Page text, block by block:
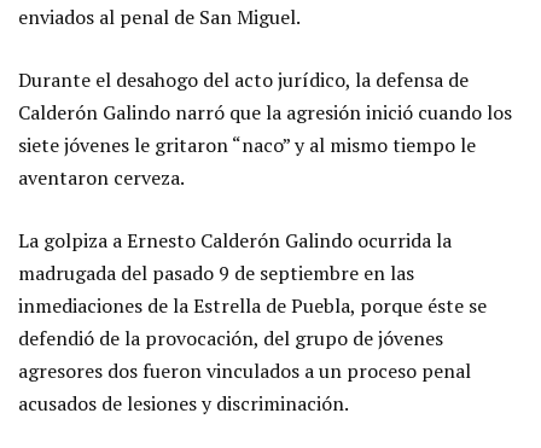
enviados al penal de San Miguel.
Durante el desahogo del acto jurídico, la defensa de
Calderón Galindo narró que la agresión inició cuando los
siete jóvenes le gritaron “naco” y al mismo tiempo le
aventaron cerveza.
La golpiza a Ernesto Calderón Galindo ocurrida la
madrugada del pasado 9 de septiembre en las
inmediaciones de la Estrella de Puebla, porque éste se
defendió de la provocación, del grupo de jóvenes
agresores dos fueron vinculados a un proceso penal
acusados de lesiones y discriminación.